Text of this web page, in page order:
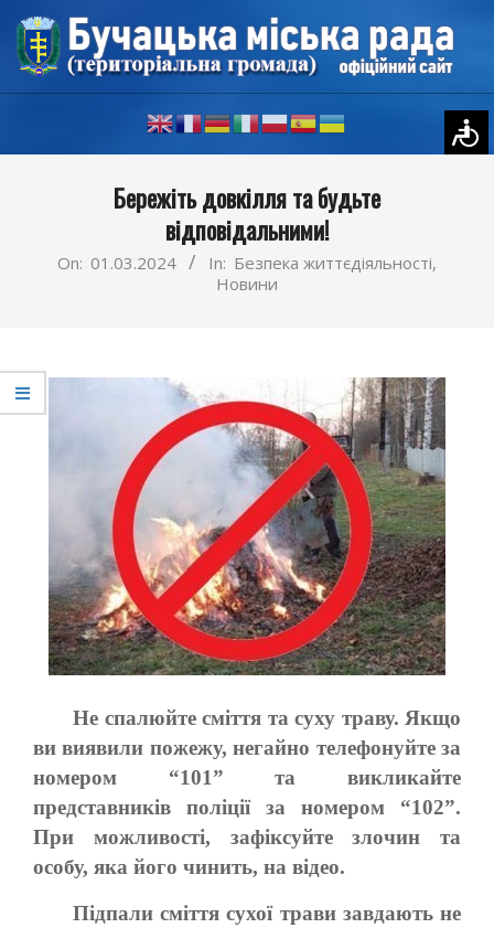
Skip
content
Бережіть довкілля та будьте
відповідальними!
On: 01.03.2024 In: Безпека життєдіяльності,
Новини
Не спалюйте сміття та суху траву. Якщо
ви виявили пожежу, негайно телефонуйте за
номером “101” та викликайте
представників поліції за номером “102”.
При можливості, зафіксуйте злочин та
особу, яка його чинить, на відео.
Підпали сміття сухої трави завдають не